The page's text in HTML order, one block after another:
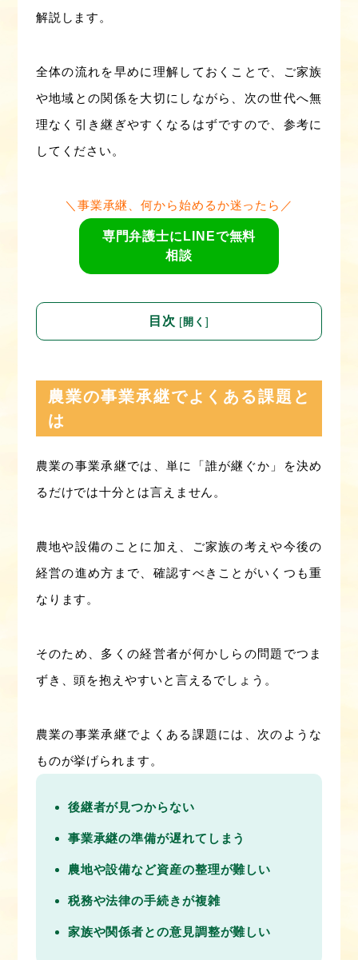
解説します。
全体の流れを早めに理解しておくことで、ご家族
や地域との関係を大切にしながら、次の世代へ無
理なく引き継ぎやすくなるはずですので、参考に
してください。
＼事業承継、何から始めるか迷ったら／
専門弁護士にLINEで無料
相談
目次 [開く]
農業の事業承継でよくある課題と
は
農業の事業承継では、単に「誰が継ぐか」を決め
るだけでは十分とは言えません。
農地や設備のことに加え、ご家族の考えや今後の
経営の進め方まで、確認すべきことがいくつも重
なります。
そのため、多くの経営者が何かしらの問題でつま
ずき、頭を抱えやすいと言えるでしょう。
農業の事業承継でよくある課題には、次のような
ものが挙げられます。
後継者が見つからない
事業承継の準備が遅れてしまう
農地や設備など資産の整理が難しい
税務や法律の手続きが複雑
家族や関係者との意見調整が難しい